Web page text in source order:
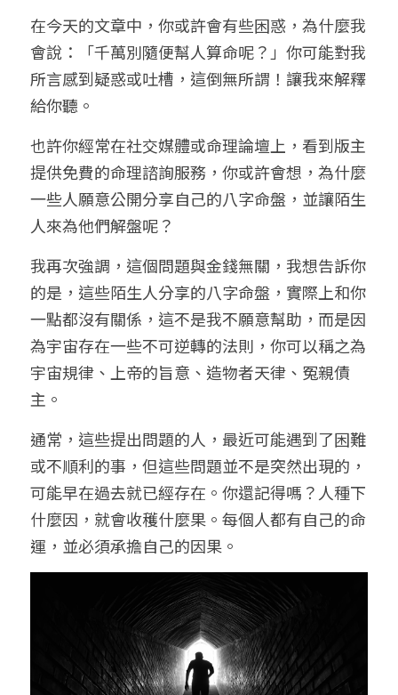
臉書生活
好書推廌
線上直播
自我挑戰
八字中階班
八字高階班
五人實戰班
五行計算初階班
五行計算高階班
團隊訓練營
科學八字推理PDF
八字批命
小兒命名
科學八字推理2
科學八字推理3
科學八字輕鬆學
輕鬆學會科學八字推理
批命預約
上課預約
常見問題
FB粉絲頁
登錄/註冊
搜索
繁體中文
繁體中文
0938617837
support@p8zicourse.com
五行八字線上班
在今天的文章中，你或許會有些困惑，為什麼我
會說：「千萬別隨便幫人算命呢？」你可能對我
所言感到疑惑或吐槽，這倒無所謂！讓我來解釋
給你聽。
也許你經常在社交媒體或命理論壇上，看到版主
提供免費的命理諮詢服務，你或許會想，為什麼
一些人願意公開分享自己的八字命盤，並讓陌生
人來為他們解盤呢？
我再次強調，這個問題與金錢無關，我想告訴你
的是，這些陌生人分享的八字命盤，實際上和你
一點都沒有關係，這不是我不願意幫助，而是因
為宇宙存在一些不可逆轉的法則，你可以稱之為
宇宙規律、上帝的旨意、造物者天律、冤親債
主。
通常，這些提出問題的人，最近可能遇到了困難
或不順利的事，但這些問題並不是突然出現的，
可能早在過去就已經存在。你還記得嗎？人種下
什麼因，就會收穫什麼果。每個人都有自己的命
運，並必須承擔自己的因果。